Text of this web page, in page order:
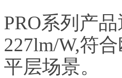
PRO系列产
227lm/W,符
平层场景。